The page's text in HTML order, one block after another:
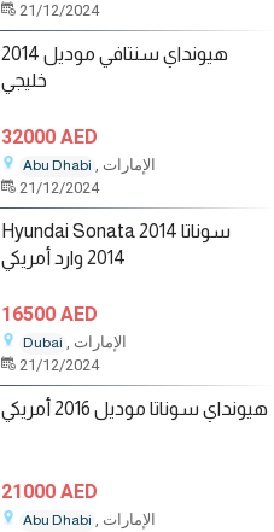
21/12/2024
هيونداي سنتافي موديل 2014
خليجي
32000 AED
Abu Dhabi
, الإمارات
21/12/2024
Hyundai Sonata 2014 سوناتا
2014 وارد أمريكي
16500 AED
Dubai
, الإمارات
21/12/2024
هيونداي سوناتا موديل 2016 أمريكي
21000 AED
Abu Dhabi
, الإمارات